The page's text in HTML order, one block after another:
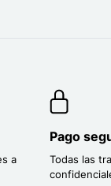
a
Pago
Todas las